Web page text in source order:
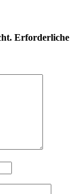
Erforderliche